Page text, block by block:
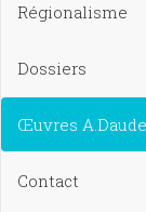
Régionalisme
Dossiers
Œuvres
Contact